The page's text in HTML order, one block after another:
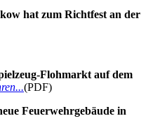
hat zum Richtfest an der
Flohmarkt auf dem
(PDF)
Feuerwehrgebäude in